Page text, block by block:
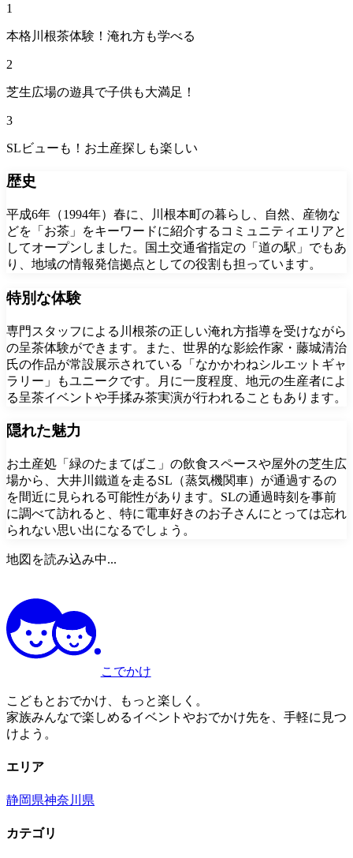
1
本格川根茶体験！淹れ方も学べる
2
芝生広場の遊具で子供も大満足！
3
SLビューも！お土産探しも楽しい
歴史
平成6年（1994年）春に、川根本町の暮らし、自然、産物な
どを「お茶」をキーワードに紹介するコミュニティエリアと
してオープンしました。国土交通省指定の「道の駅」でもあ
り、地域の情報発信拠点としての役割も担っています。
特別な体験
専門スタッフによる川根茶の正しい淹れ方指導を受けながら
の呈茶体験ができます。また、世界的な影絵作家・藤城清治
氏の作品が常設展示されている「なかかわねシルエットギャ
ラリー」もユニークです。月に一度程度、地元の生産者によ
る呈茶イベントや手揉み茶実演が行われることもあります。
隠れた魅力
お土産処「緑のたまてばこ」の飲食スペースや屋外の芝生広
場から、大井川鐵道を走るSL（蒸気機関車）が通過するの
を間近に見られる可能性があります。SLの通過時刻を事前
に調べて訪れると、特に電車好きのお子さんにとっては忘れ
られない思い出になるでしょう。
地図を読み込み中...
こでかけ
こどもとおでかけ、もっと楽しく。
家族みんなで楽しめるイベントやおでかけ先を、手軽に見つ
けよう。
エリア
静岡県神奈川県
カテゴリ